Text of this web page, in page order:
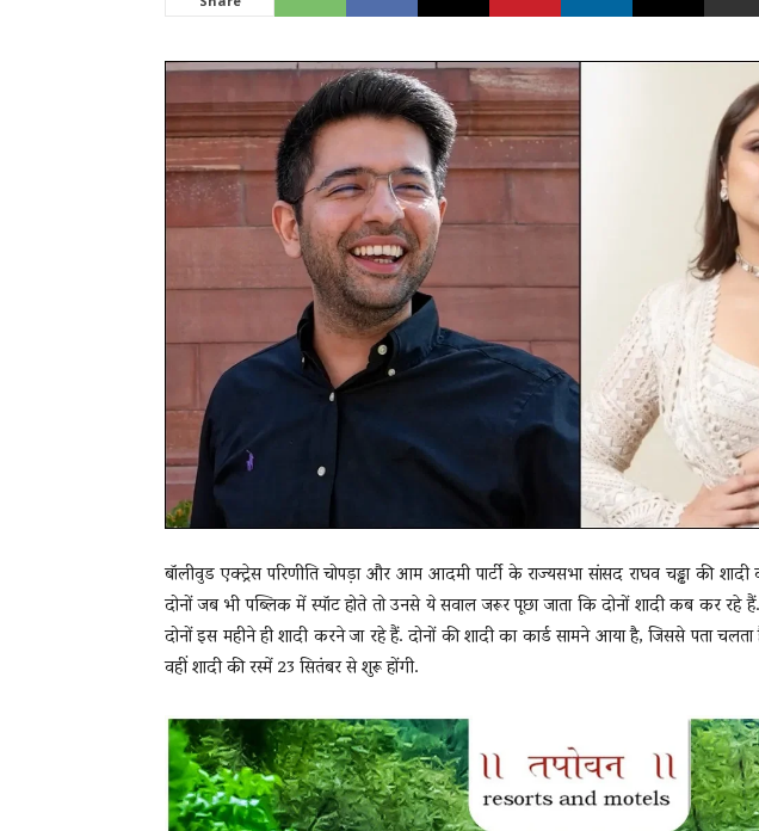
News
LIVE
बॉलीवुड एक्ट्रेस परिणीति चोपड़ा और आम आदमी पार्टी के राज्यसभा सांसद राघव चड्ढा की
दोनों जब भी पब्लिक में स्पॉट होते तो उनसे ये सवाल जरूर पूछा जाता कि दोनों शादी कब कर
दोनों इस महीने ही शादी करने जा रहे हैं. दोनों की शादी का कार्ड सामने आया है, जिससे पता
वहीं शादी की रस्में 23 सितंबर से शुरू होंगी.